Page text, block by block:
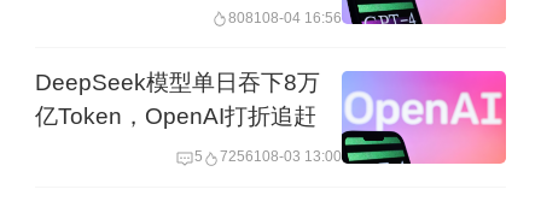
808108-04 16:56
DeepSeek模型单日吞下8万
亿Token，OpenAI打折追赶
5 7256108-03 13:00